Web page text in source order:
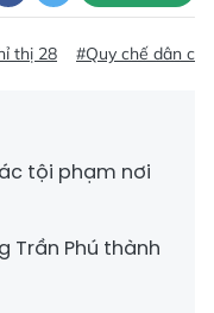
thị 28 #Quy chế dân
tội phạm nơi
Trần Phú thành